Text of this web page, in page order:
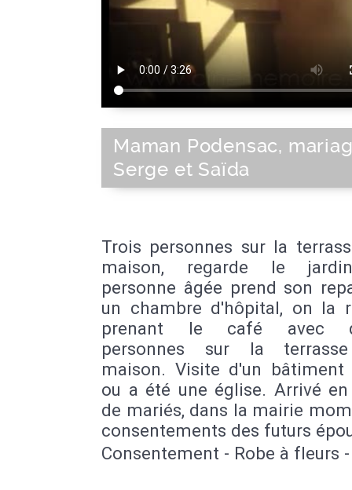
Maman Podensac,
Serge et Saïda
Trois personnes sur la
maison, regarde le
personne âgée prend son
un chambre d'hôpital, on la
prenant le café avec
personnes sur la
maison. Visite d'un
ou a été une église. Arrivé
de mariés, dans la mairie
consentements des futurs
Consentement - Robe à fleurs -